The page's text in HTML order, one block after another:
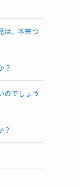
は、本来つ
？
のでしょう
？